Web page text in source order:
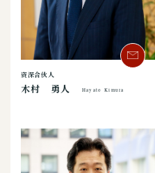
资深合伙人
木村 勇人 Hayato Kimura